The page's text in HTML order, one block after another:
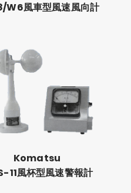
W6風車型風速風向計
Komatsu
11風杯型風速警報計